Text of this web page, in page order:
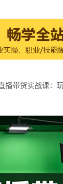
播带货实战课：